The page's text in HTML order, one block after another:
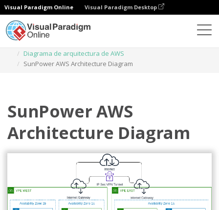
Visual Paradigm Online Visual Paradigm Desktop
Diagrama de arquitectura de AWS
SunPower AWS Architecture Diagram
SunPower AWS
Architecture Diagram